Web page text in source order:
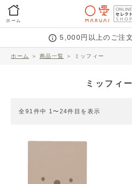
ホーム
5,000円以上のご注
ホーム ＞ 商品一覧 ＞ ミッフィー
ミッフィー
全91件中 1〜24件目を表示